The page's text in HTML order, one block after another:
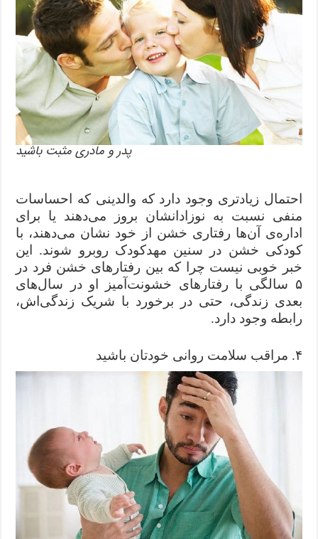
پدر و مادری مثبت باشید
احتمال زیادتری وجود دارد که والدینی که احساسات
منفی نسبت به نوزادانشان بروز می‌دهند یا برای
اداره‌ی آن‌ها رفتاری خشن از خود نشان می‌دهند، با
کودکی خشن در سنین مهدکودک روبرو شوند. این
خبر خوبی نیست چرا که بین رفتارهای خشن فرد در
۵ سالگی با رفتارهای خشونت‌آمیز او در سا‌ل‌های
بعدی زندگی، حتی در برخورد با شریک زندگی‌اش،
رابطه وجود دارد.
۴. مراقب سلامت روانی خودتان باشید